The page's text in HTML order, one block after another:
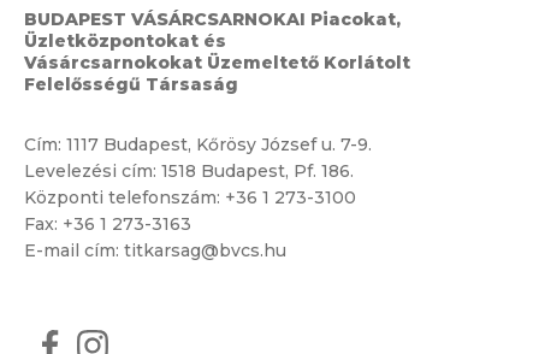
BUDAPEST VÁSÁRCSARNOKAI Piacokat,
Üzletközpontokat és
Vásárcsarnokokat Üzemeltető Korlátolt
Felelősségű Társaság
Cím: 1117 Budapest, Kőrösy József u. 7-9.
Levelezési cím: 1518 Budapest, Pf. 186.
Központi telefonszám: +36 1 273-3100
Fax: +36 1 273-3163
E-mail cím: titkarsag@bvcs.hu